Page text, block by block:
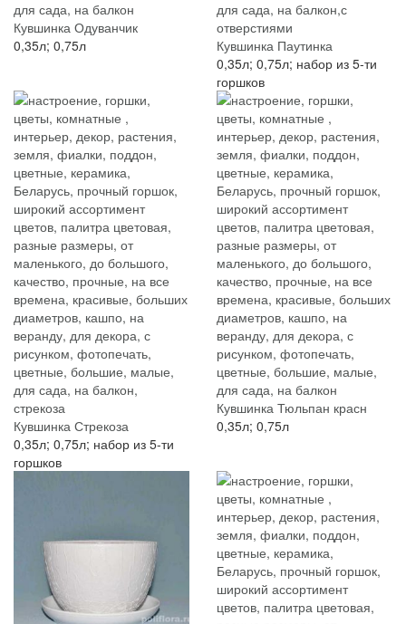
Кувшинка Одуванчик
0,35л; 0,75л
Кувшинка Паутинка
0,35л; 0,75л; набор из 5-ти
горшков
Кувшинка Стрекоза
0,35л; 0,75л; набор из 5-ти
горшков
Кувшинка Тюльпан красн
0,35л; 0,75л